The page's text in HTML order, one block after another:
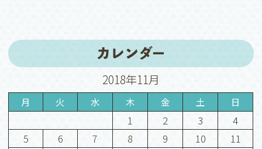
カレンダー
2018年11月
月 火 水 木 金 土 日
1 2 3
4
5
6 7 8 9 10
11